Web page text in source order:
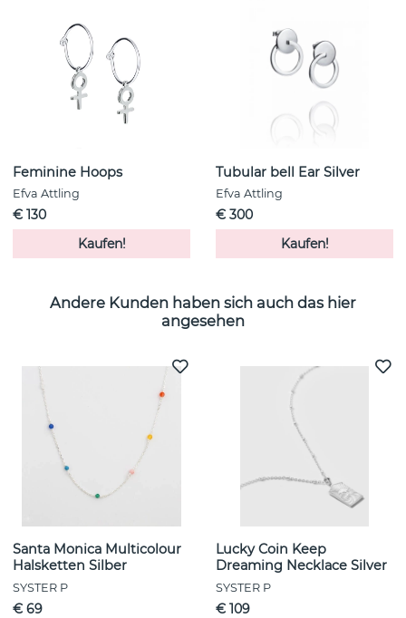
Feminine Hoops
Efva Attling
€ 130
Kaufen!
Tubular bell Ear Silver
Efva Attling
€ 300
Kaufen!
Andere Kunden haben sich auch das hier
angesehen
Santa Monica Multicolour
Halsketten Silber
SYSTER P
€ 69
Lucky Coin Keep
Dreaming Necklace Silver
SYSTER P
€ 109